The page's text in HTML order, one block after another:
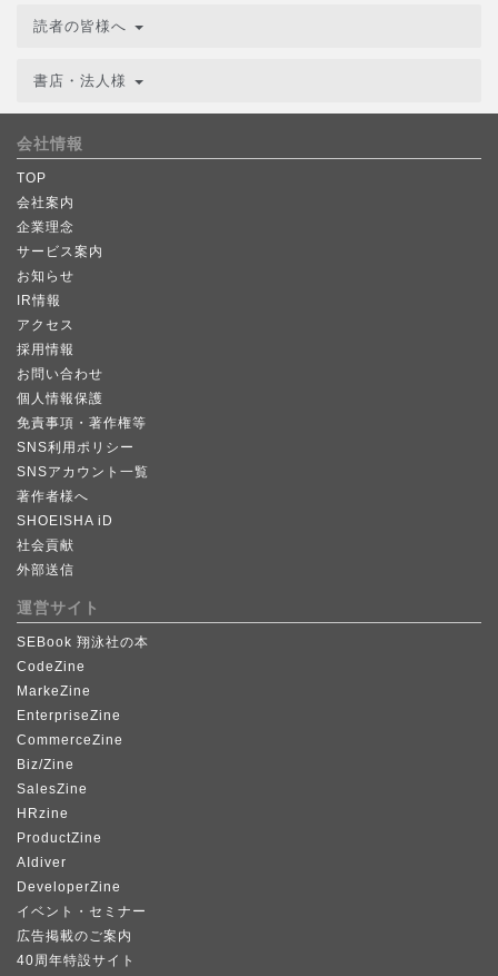
読者の皆様へ
書店・法人様
会社情報
TOP
会社案内
企業理念
サービス案内
お知らせ
IR情報
アクセス
採用情報
お問い合わせ
個人情報保護
免責事項・著作権等
SNS利用ポリシー
SNSアカウント一覧
著作者様へ
SHOEISHA iD
社会貢献
外部送信
運営サイト
SEBook 翔泳社の本
CodeZine
MarkeZine
EnterpriseZine
CommerceZine
Biz/Zine
SalesZine
HRzine
ProductZine
AIdiver
DeveloperZine
イベント・セミナー
広告掲載のご案内
40周年特設サイト